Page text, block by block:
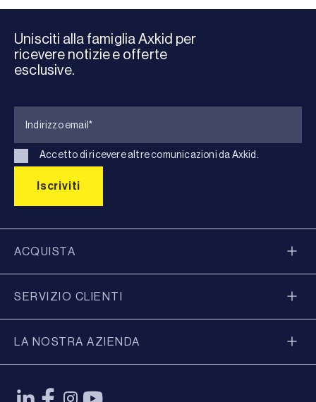
Unisciti alla famiglia Axkid per
ricevere notizie e offerte
esclusive.
Accetto di ricevere altre comunicazioni da Axkid.
ACQUISTA
SERVIZIO CLIENTI
LA NOSTRA AZIENDA